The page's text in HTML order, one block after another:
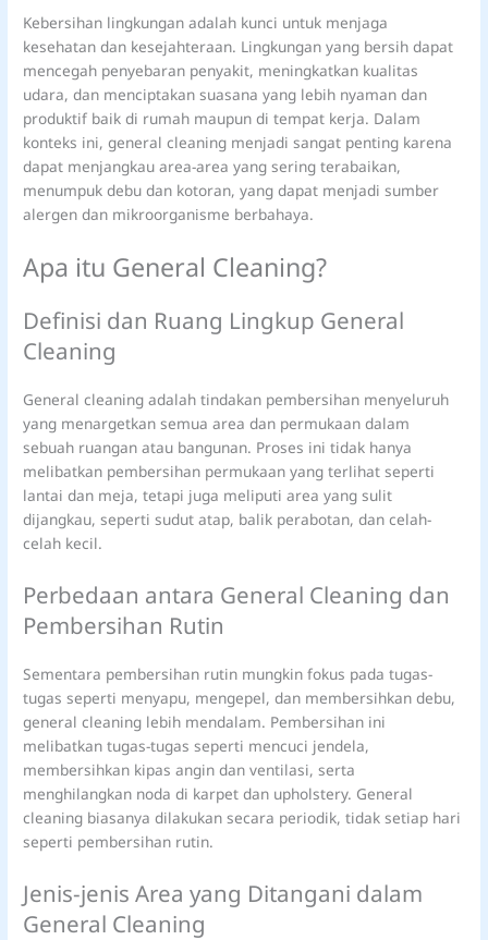
Kebersihan lingkungan adalah kunci untuk menjaga
kesehatan dan kesejahteraan. Lingkungan yang bersih dapat
mencegah penyebaran penyakit, meningkatkan kualitas
udara, dan menciptakan suasana yang lebih nyaman dan
produktif baik di rumah maupun di tempat kerja. Dalam
konteks ini, general cleaning menjadi sangat penting karena
dapat menjangkau area-area yang sering terabaikan,
menumpuk debu dan kotoran, yang dapat menjadi sumber
alergen dan mikroorganisme berbahaya.
Apa itu General Cleaning?
Definisi dan Ruang Lingkup General
Cleaning
General cleaning adalah tindakan pembersihan menyeluruh
yang menargetkan semua area dan permukaan dalam
sebuah ruangan atau bangunan. Proses ini tidak hanya
melibatkan pembersihan permukaan yang terlihat seperti
lantai dan meja, tetapi juga meliputi area yang sulit
dijangkau, seperti sudut atap, balik perabotan, dan celah-
celah kecil.
Perbedaan antara General Cleaning dan
Pembersihan Rutin
Sementara pembersihan rutin mungkin fokus pada tugas-
tugas seperti menyapu, mengepel, dan membersihkan debu,
general cleaning lebih mendalam. Pembersihan ini
melibatkan tugas-tugas seperti mencuci jendela,
membersihkan kipas angin dan ventilasi, serta
menghilangkan noda di karpet dan upholstery. General
cleaning biasanya dilakukan secara periodik, tidak setiap hari
seperti pembersihan rutin.
Jenis-jenis Area yang Ditangani dalam
General Cleaning